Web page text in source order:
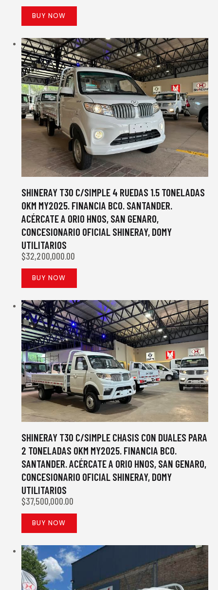
BUY NOW
SHINERAY T30 C/SIMPLE 4 RUEDAS 1.5 TONELADAS
0KM MY2025. FINANCIA BCO. SANTANDER.
ACÉRCATE A ORIO HNOS, SAN GENARO,
CONCESIONARIO OFICIAL SHINERAY, DOMY
UTILITARIOS
$32,200,000.00
BUY NOW
SHINERAY T30 C/SIMPLE CHASIS CON DUALES PARA
2 TONELADAS 0KM MY2025. FINANCIA BCO.
SANTANDER. ACÉRCATE A ORIO HNOS, SAN GENARO,
CONCESIONARIO OFICIAL SHINERAY, DOMY
UTILITARIOS
$37,500,000.00
BUY NOW